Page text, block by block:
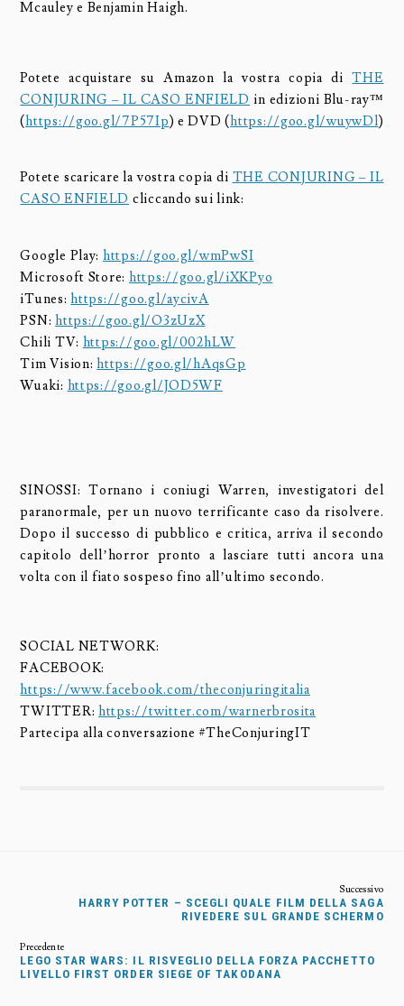
Mcauley e Benjamin Haigh.
Potete acquistare su Amazon la vostra copia diTHE
CONJURING – IL CASO ENFIELD in edizioni Blu-ray™
(https://goo.gl/7P57Ip) e DVD (https://goo.gl/wuywDl)
Potete scaricare la vostra copia di THE CONJURING – IL
CASO ENFIELD cliccando sui link:
Google Play: https://goo.gl/wmPwSI
Microsoft Store: https://goo.gl/iXKPyo
iTunes:https://goo.gl/aycivA
PSN:https://goo.gl/O3zUzX
Chili TV: https://goo.gl/002hLW
Tim Vision:https://goo.gl/hAqsGp
Wuaki: https://goo.gl/JOD5WF
SINOSSI: Tornano i coniugi Warren, investigatori del
paranormale, per un nuovo terrificante caso da risolvere.
Dopo il successo di pubblico e critica, arriva il secondo
capitolo dell’horror pronto a lasciare tutti ancora una
volta con il fiato sospeso fino all’ultimo secondo.
SOCIAL NETWORK:
FACEBOOK:
https://www.facebook.com/theconjuringitalia
TWITTER:https://twitter.com/warnerbrosita
Partecipa alla conversazione #TheConjuringIT
HARRY POTTER – SCEGLI QUALE FILM DELLA SAGA
RIVEDERE SUL GRANDE SCHERMO
LEGO STAR WARS: IL RISVEGLIO DELLA FORZA PACCHETTO
LIVELLO FIRST ORDER SIEGE OF TAKODANA